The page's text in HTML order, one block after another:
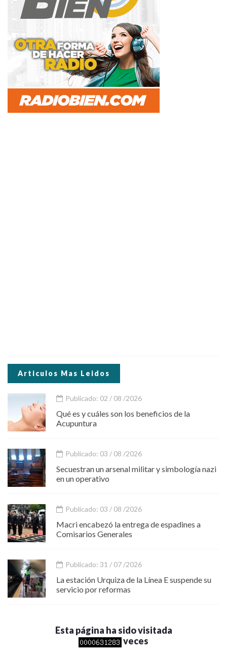
Articulos Mas Leidos
Publicado: 02 / 08 /2026
Qué es y cuáles son los beneficios de la
Acupuntura
Publicado: 03 / 08 /2026
Secuestran un arsenal militar y simbología nazi
en un operativo
Publicado: 03 / 08 /2026
Macri encabezó la entrega de espadines a
Comisarios Generales
Publicado: 31 / 07 /2026
La estación Urquiza de la Línea E suspende su
servicio por reformas
Esta página ha sido visitada
veces